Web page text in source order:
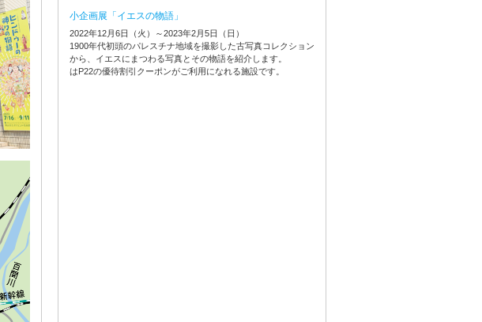
小企画展「イエスの物語」
2022年12月6日（火）～2023年2月5日（日）
1900年代初頭のパレスチナ地域を撮影した古写真コレクション
から、イエスにまつわる写真とその物語を紹介します。
はP22の優待割引クーポンがご利用になれる施設です。